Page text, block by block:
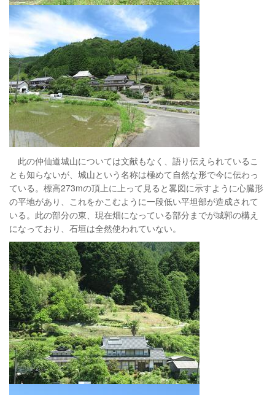
此の仲仙道城山については文献もなく、語り伝えられているこ
とも知らないが、城山という名称は極めて自然な形で今に伝わっ
ている。標高273mの頂上に上って見ると畧図に示すように心臓形
の平地があり、これをかこむように一段低い平坦部が造成されて
いる。此の部分の東、現在畑になっている部分までが城郭の構え
になっており、石垣は全然使われていない。